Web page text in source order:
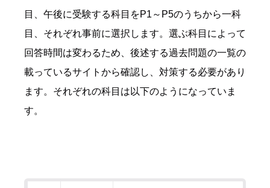
目、午後に受験する科目をP1～P5のうちから一科
目、それぞれ事前に選択します。選ぶ科目によって
回答時間は変わるため、後述する過去問題の一覧の
載っているサイトから確認し、対策する必要があり
ます。それぞれの科目は以下のようになっていま
す。